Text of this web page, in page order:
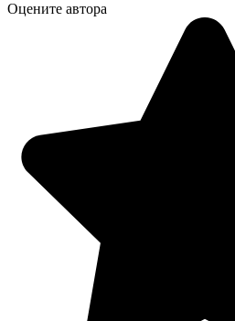
Оцените автора